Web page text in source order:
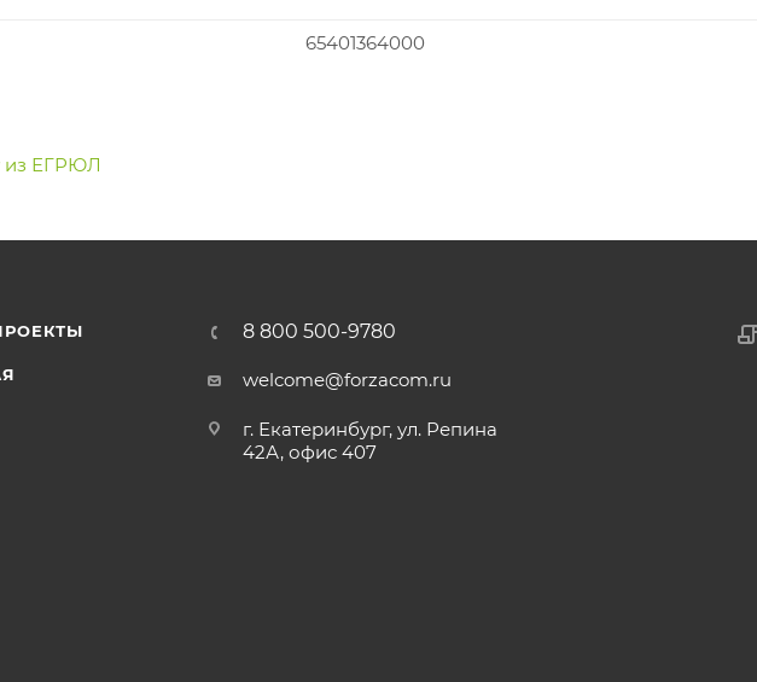
65401364000
из ЕГРЮЛ
8 800 500-9780
welcome@forzacom.ru
г. Екатеринбург, ул. Репина
42А, офис 407